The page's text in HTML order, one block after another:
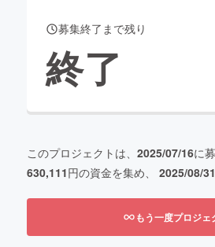
ティ
募集終了まで残り
終了
このプロジェクトは、 2025/07/16に
630,111円の資金を集め、 2025/08/31
もう一度プロジ